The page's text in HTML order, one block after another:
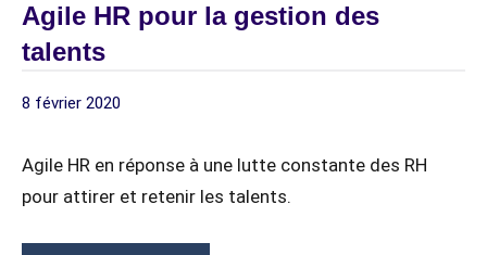
Agile HR pour la gestion des
talents
ORGANISATIONS
MANAGERS
8 février 2020
Agile HR en réponse à une lutte constante des RH
pour attirer et retenir les talents.